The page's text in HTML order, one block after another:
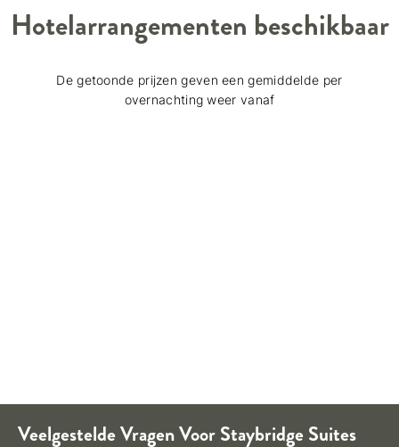
Hotelarrangementen beschikbaar
De getoonde prijzen geven een gemiddelde per
overnachting weer vanaf
Veelgestelde Vragen VoorStaybridge Suites